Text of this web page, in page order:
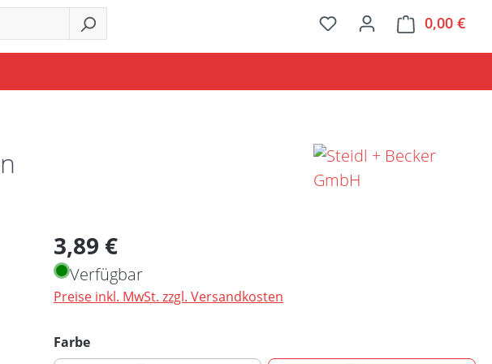
0,00 €
Regulärer Preis:
3,89 €
Verfügbar
Preise inkl. MwSt. zzgl. Versandkosten
Farbeauswählen